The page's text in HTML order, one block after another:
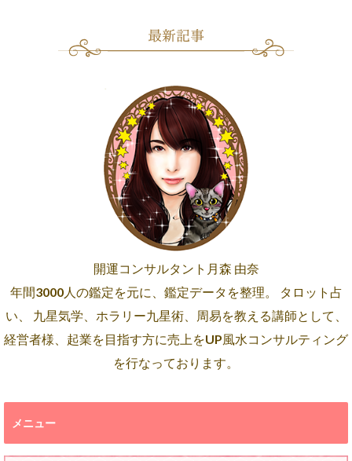
開運コンサルタント月森 由奈
年間3000人の鑑定を元に、鑑定データを整理。 タロット占
い、 九星気学、ホラリー九星術、周易を教える講師として、
経営者様、起業を目指す方に売上をUP風水コンサルティング
を行なっております。
メニュー